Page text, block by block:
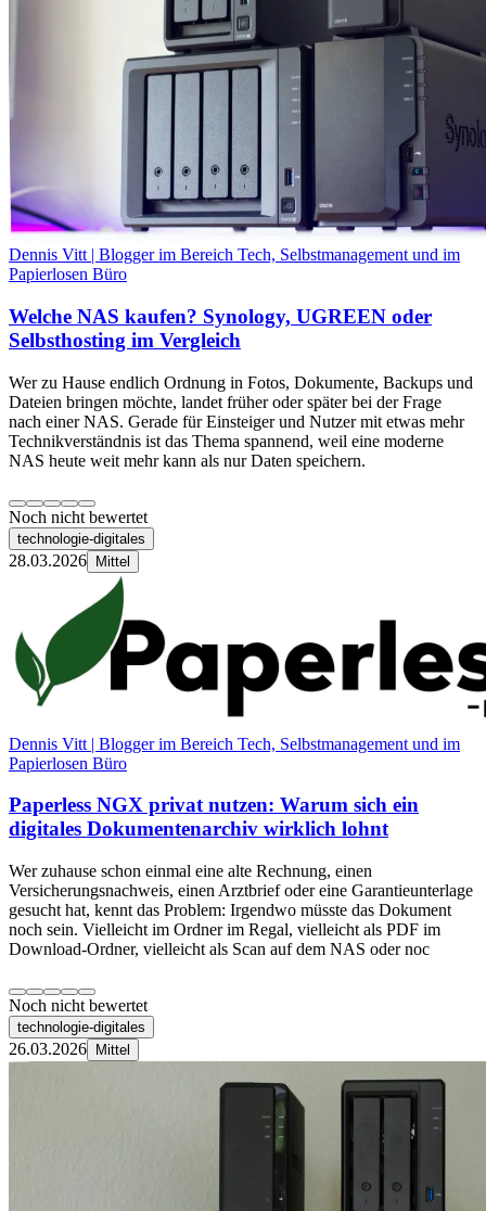
Dennis Vitt | Blogger im Bereich Tech, Selbstmanagement und im
Papierlosen Büro
Welche NAS kaufen? Synology, UGREEN oder
Selbsthosting im Vergleich
Wer zu Hause endlich Ordnung in Fotos, Dokumente, Backups und
Dateien bringen möchte, landet früher oder später bei der Frage
nach einer NAS. Gerade für Einsteiger und Nutzer mit etwas mehr
Technikverständnis ist das Thema spannend, weil eine moderne
NAS heute weit mehr kann als nur Daten speichern.
Noch nicht bewertet
technologie-digitales
28.03.2026 Mittel
Dennis Vitt | Blogger im Bereich Tech, Selbstmanagement und im
Papierlosen Büro
Paperless NGX privat nutzen: Warum sich ein
digitales Dokumentenarchiv wirklich lohnt
Wer zuhause schon einmal eine alte Rechnung, einen
Versicherungsnachweis, einen Arztbrief oder eine Garantieunterlage
gesucht hat, kennt das Problem: Irgendwo müsste das Dokument
noch sein. Vielleicht im Ordner im Regal, vielleicht als PDF im
Download-Ordner, vielleicht als Scan auf dem NAS oder noc
Noch nicht bewertet
technologie-digitales
26.03.2026 Mittel